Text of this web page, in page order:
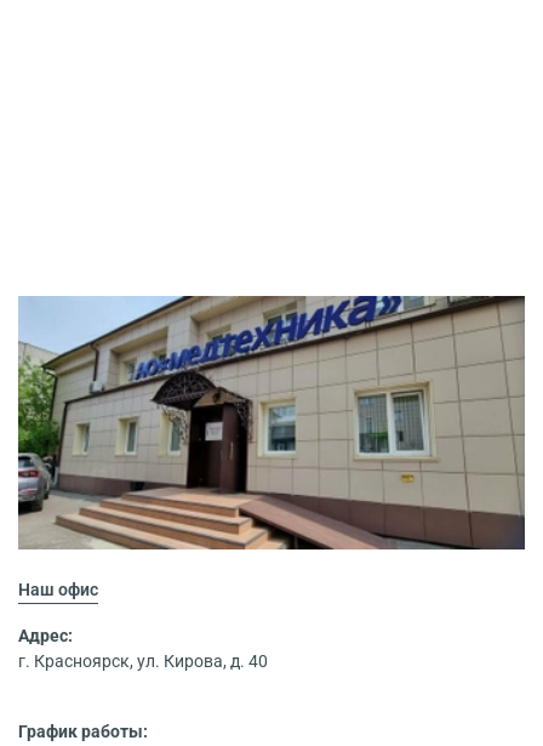
Наш офис
Адрес:
г. Красноярск, ул. Кирова, д. 40
График работы: